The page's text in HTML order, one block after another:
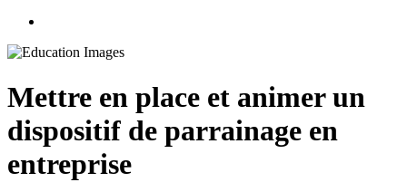
Mettre en place et animer un
dispositif de parrainage en
entreprise